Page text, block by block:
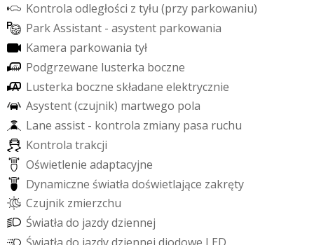
Kontrola odległości z tyłu (przy parkowaniu)
ParkAssistant - asystent parkowania
Kamera parkowania tył
Podgrzewane lusterka boczne
Lusterka boczne składane elektrycznie
Asystent(czujnik) martwego pola
Lane assist - kontrola zmiany pasa ruchu
Kontrola trakcji
Oświetlenie adaptacyjne
Dynamiczne światła doświetlające zakręty
Czujnik zmierzchu
Światła do jazdydziennej